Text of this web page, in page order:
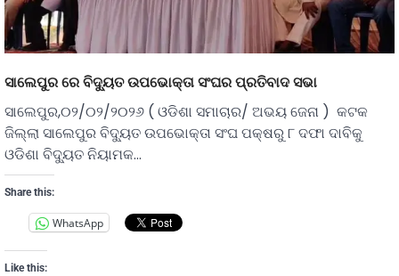
ସାଲେପୁର ରେ ବିଦ୍ୟୁତ ଉପଭୋକ୍ତା ସଂଘର ପ୍ରତିବାଦ ସଭା
ସାଲେପୁର,୦୨/୦୨/୨୦୨୬ ( ଓଡିଶା ସମାଚାର/ ଅଭୟ ଜେନା ) କଟକ
ଜିଲ୍ଲା ସାଲେପୁର ବିଦ୍ୟୁତ ଉପଭୋକ୍ତା ସଂଘ ପକ୍ଷରୁ ୮ ଦଫା ଦାବିକୁ
ଓଡିଶା ବିଦ୍ୟୁତ ନିୟାମକ…
Share this:
WhatsApp
Like this: